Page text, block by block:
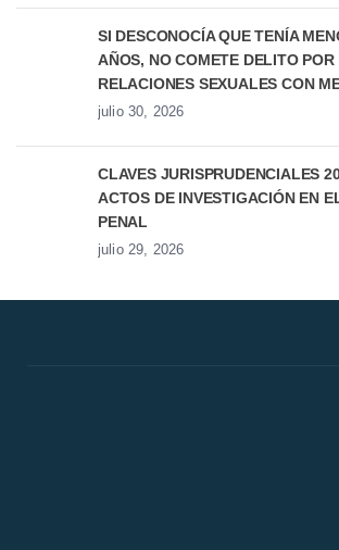
SI DESCONOCÍA QUE TENÍA
AÑOS, NO COMETE DELITO POR
RELACIONES SEXUALES CON
julio 30, 2026
CLAVES JURISPRUDENCIALES
ACTOS DE INVESTIGACIÓN EN
PENAL
julio 29, 2026